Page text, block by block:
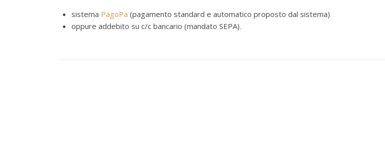
sistema PagoPa (pagamento standard e automatico proposto dal sistema)
oppure addebito su c/c bancario (mandato SEPA).